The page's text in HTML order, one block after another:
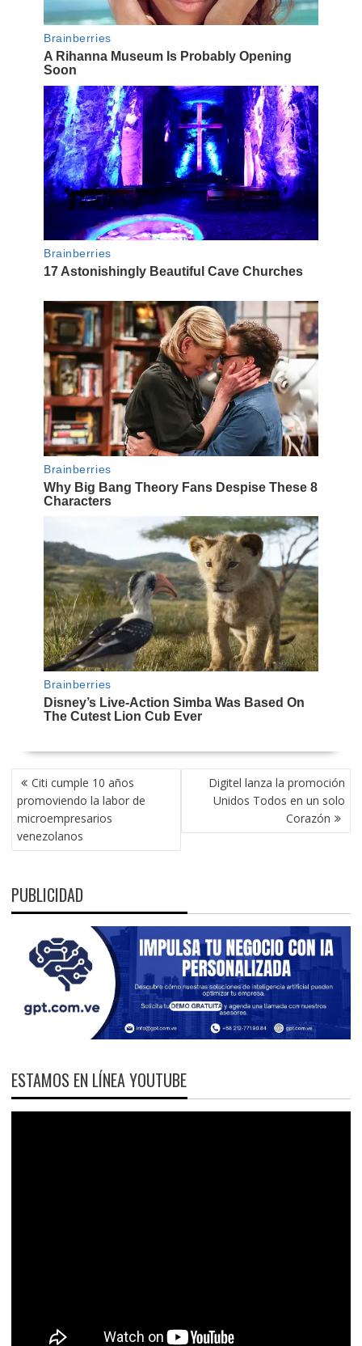
NAVEGACIÓN
DE
ENTRADAS
Citi cumple 10 años
promoviendo la labor de
microempresarios
venezolanos
Digitel lanza la promoción
Unidos Todos en un solo
Corazón
PUBLICIDAD
ESTAMOS EN LÍNEA YOUTUBE